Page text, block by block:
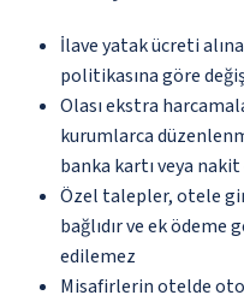
İlave yatak ücreti
politikasına göre
Olası ekstra
kurumlarca
banka kartı veya
Özel talepler, otele
bağlıdır ve ek
edilemez
Misafirlerin otelde